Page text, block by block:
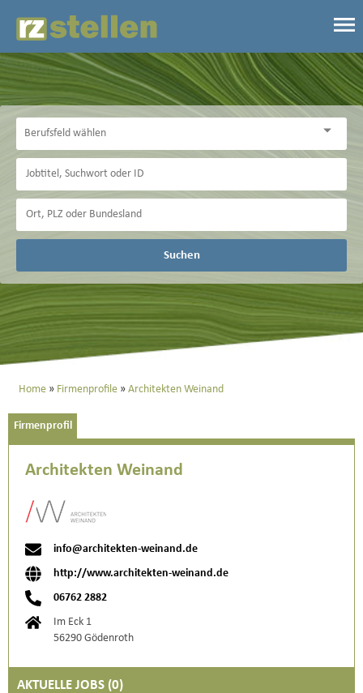
Suchen
Home Firmenprofile Architekten Weinand
Firmenprofil
Architekten Weinand
info@architekten-weinand.de
http://www.architekten-weinand.de
06762 2882
Im Eck 1
56290 Gödenroth
AKTUELLE JOBS (0)